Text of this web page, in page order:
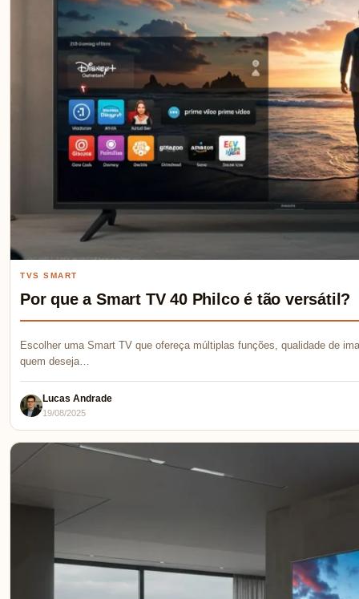
TVS SMART
Por que a Smart TV 40 Philco é tão versátil?
Escolher uma Smart TV que ofereça múltiplas funções, qualidade de
quem deseja…
Lucas Andrade
19/08/2025